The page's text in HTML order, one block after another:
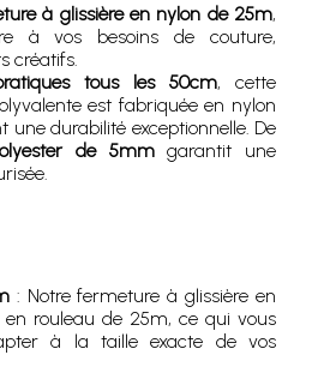
à glissière en nylon de 25m,
à vos besoins de couture,
créatifs.
tous les 50cm, cette
est fabriquée en nylon
une durabilité exceptionnelle. De
de 5mmgarantit une
: Notre fermeture à glissière en
rouleau de 25m, ce qui vous
à la taille exacte de vos